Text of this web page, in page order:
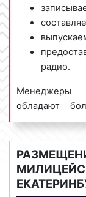
радио.
Менеджеры
обладают
знаниями
Милицейская
предложения
Свердловской